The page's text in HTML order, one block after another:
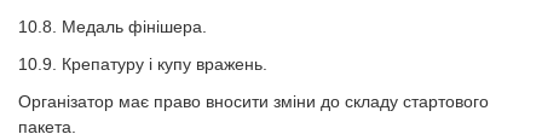
10.8. Медаль фінішера.
10.9. Крепатуру і купу вражень.
Організатор має право вносити зміни до складу стартового
пакета.